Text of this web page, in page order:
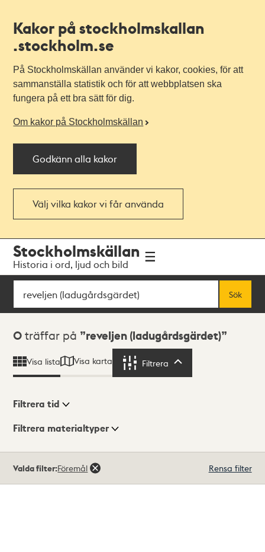
Kakor på stockholmskallan
.stockholm.se
På Stockholmskällan använder vi kakor, cookies, för att
sammanställa statistik och för att webbplatsen ska
fungera på ett bra sätt för dig.
Om kakor på Stockholmskällan
Godkänn alla kakor
Välj vilka kakor vi får använda
navigationen
huvudinnehållet
Stockholmskällan
Historia i ord, ljud och bild
Sök
Sök
Sökresultat
0 träffar på reveljen (ladugårdsgärdet)
Visa lista Visa karta Filtrera
Visningsläge
Filtrera tid
Filtrera materialtyper
träffar
Valda filter:Föremål Rensa filter